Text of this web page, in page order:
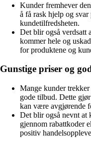
Kunder fremhever
å få rask hjelp og
kundetilfredsheten.
Det blir også verdsatt
kommer hele og
for produktene og
Gunstige priser og
Mange kunder
gode tilbud. Dette
kan være avgjørende
Det blir også nevnt at
gjennom rabattkoder
positiv